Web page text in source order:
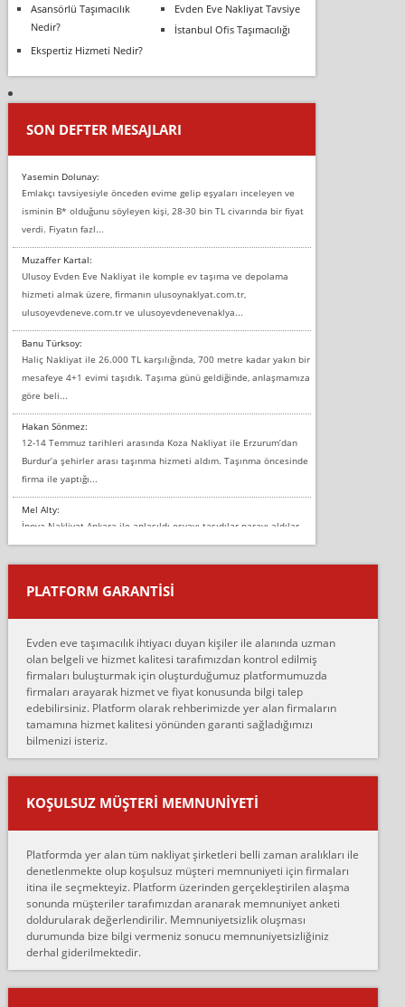
Asansörlü Taşımacılık
Nedir?
Evden Eve Nakliyat Tavsiye
İstanbul Ofis Taşımacılığı
Ekspertiz Hizmeti Nedir?
SON DEFTER MESAJLARI
Yasemin Dolunay:
Emlakçı tavsiyesiyle önceden evime gelip eşyaları inceleyen ve
isminin B* olduğunu söyleyen kişi, 28-30 bin TL civarında bir fiyat
verdi. Fiyatın fazl...
Muzaffer Kartal:
Ulusoy Evden Eve Nakliyat ile komple ev taşıma ve depolama
hizmeti almak üzere, firmanın ulusoynaklyat.com.tr,
ulusoyevdeneve.com.tr ve ulusoyevdenevenaklya...
Banu Türksoy:
Haliç Nakliyat ile 26.000 TL karşılığında, 700 metre kadar yakın bir
mesafeye 4+1 evimi taşıdık. Taşıma günü geldiğinde, anlaşmamıza
göre beli...
Hakan Sönmez:
12-14 Temmuz tarihleri arasında Koza Nakliyat ile Erzurum’dan
Burdur’a şehirler arası taşınma hizmeti aldım. Taşınma öncesinde
firma ile yaptığı...
Mel Alty:
İnova Nakliyat Ankara ile anlaşıldı eşyayı taşıdılar parayı aldılar.
Salon duvarına bir baktım birisi boydan alüminyum renkli bantı
yapıştırm...
Murat:
çalıştıklarını, müş...
Ahmet:
Lüleburgaz güngünes evden eve naklyat eşyalarımı taşımak için
anlaştık sabah eve geldiklerinde de eşyalarımı düzgün şekilde
sarcaz demelerine r...
mehmet güldü:
Ankara ALİCANLAR NAKLİYAT Tutarsız ve ticari ahlak problemleri
var verdikleri fiyat teklifini arttırdılar. Sonrasında taşıma gününde
oldukça tutarsı...
Ankara Alicanlar naklyat tel 5465524025. 2600 TL'ye ankaradan
Konya ya Alicanlar naklyat la anlaştık bu şahıs evin taşınacağı gün
fiyatın mazoto gele...
Fatih kokmese:
Diyarbakır dan eşyamı getirtmek için anlaştım sözleşme yaptım.
Son anda fiyat artırdılar.. mecburiyetten tasittim.. bu kişiler ağrılı
PLATFORM GARANTİSİ
Evden eve taşımacılık ihtiyacı duyan kişiler ile alanında uzman
olan belgeli ve hizmet kalitesi tarafımızdan kontrol edilmiş
firmaları buluşturmak için oluşturduğumuz platformumuzda
firmaları arayarak hizmet ve fiyat konusunda bilgi talep
edebilirsiniz. Platform olarak rehberimizde yer alan firmaların
tamamına hizmet kalitesi yönünden garanti sağladığımızı
bilmenizi isteriz.
KOŞULSUZ MÜŞTERI MEMNUNIYETI
Platformda yer alan tüm nakliyat şirketleri belli zaman aralıkları ile
denetlenmekte olup koşulsuz müşteri memnuniyeti için firmaları
itina ile seçmekteyiz. Platform üzerinden gerçekleştirilen alaşma
sonunda müşteriler tarafımızdan aranarak memnuniyet anketi
doldurularak değerlendirilir. Memnuniyetsizlik oluşması
durumunda bize bilgi vermeniz sonucu memnuniyetsizliğiniz
derhal giderilmektedir.